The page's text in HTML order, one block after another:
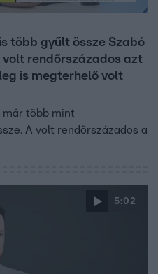
több gyűlt össze Szabó
volt rendőrszázados azt
is megterhelő volt
már több mint
A volt rendőrszázados a
5:02